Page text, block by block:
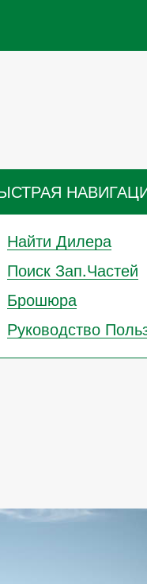
Найти Дилера
Поиск Зап.частей
Брошюра
Руководство